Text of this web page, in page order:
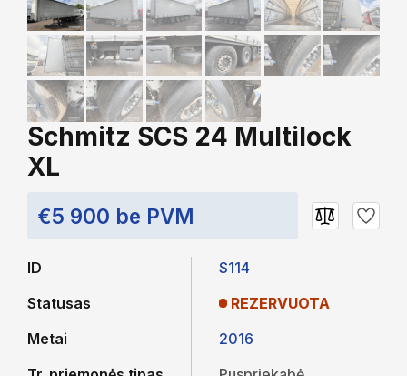
Schmitz SCS 24 Multilock
XL
€5 900 be PVM
ID
Statusas
Metai
S114
REZERVUOTA
2016